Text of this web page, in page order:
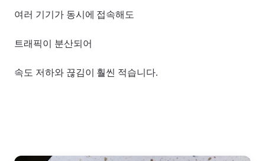
여러 기기가 동시에 접속해도
트래픽이 분산되어
속도 저하와 끊김이 훨씬 적습니다.